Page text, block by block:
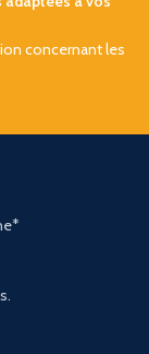
concernant les